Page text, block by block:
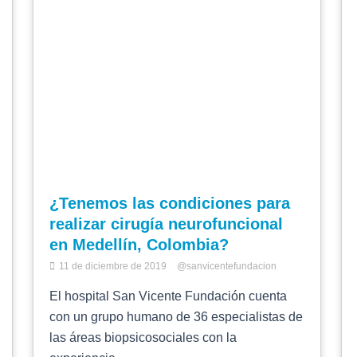
¿Tenemos las condiciones para
realizar cirugía neurofuncional
en Medellín, Colombia?
11 de diciembre de 2019 @sanvicentefundacion
El hospital San Vicente Fundación cuenta
con un grupo humano de 36 especialistas de
las áreas biopsicosociales con la